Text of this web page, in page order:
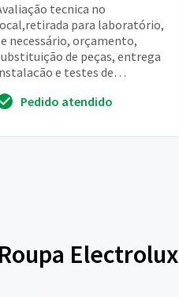
tecnica no
para laboratório,
necessário, orçamento,
de peças, entrega
e testes de
quero as peças de...
Pedido atendido
Electrolux